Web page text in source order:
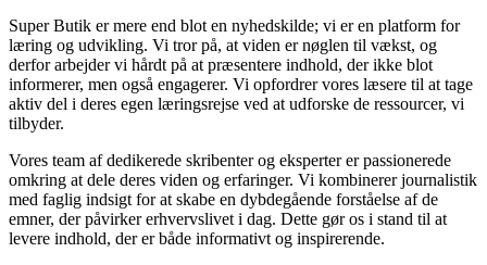
Super Butik er mere end blot en nyhedskilde; vi er en platform for
læring og udvikling. Vi tror på, at viden er nøglen til vækst, og
derfor arbejder vi hårdt på at præsentere indhold, der ikke blot
informerer, men også engagerer. Vi opfordrer vores læsere til at tage
aktiv del i deres egen læringsrejse ved at udforske de ressourcer, vi
tilbyder.
Vores team af dedikerede skribenter og eksperter er passionerede
omkring at dele deres viden og erfaringer. Vi kombinerer journalistik
med faglig indsigt for at skabe en dybdegående forståelse af de
emner, der påvirker erhvervslivet i dag. Dette gør os i stand til at
levere indhold, der er både informativt og inspirerende.